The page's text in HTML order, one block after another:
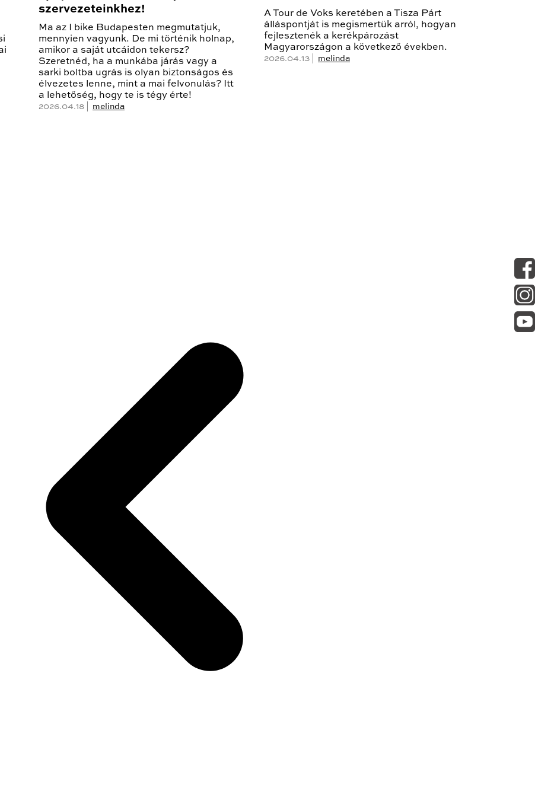
szervezeteinkhez!
Ma az I bike Budapesten megmutatjuk,
mennyien vagyunk. De mi történik holnap,
amikor a saját utcáidon tekersz?
Szeretnéd, ha a munkába járás vagy a
sarki boltba ugrás is olyan biztonságos és
élvezetes lenne, mint a mai felvonulás? Itt
a lehetőség, hogy te is tégy érte!
2026.04.18 | melinda
A Tour de Voks keretében a Tisza Párt
álláspontját is megismertük arról, hogyan
fejlesztenék a kerékpározást
Magyarországon a következő években.
2026.04.13 | melinda